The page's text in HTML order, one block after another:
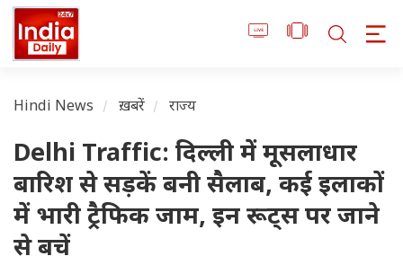
Hindi News ख़बरें राज्य
Delhi Traffic: दिल्ली में मूसलाधार
बारिश से सड़कें बनी सैलाब, कई इलाकों
में भारी ट्रैफिक जाम, इन रूट्स पर जाने
से बचें